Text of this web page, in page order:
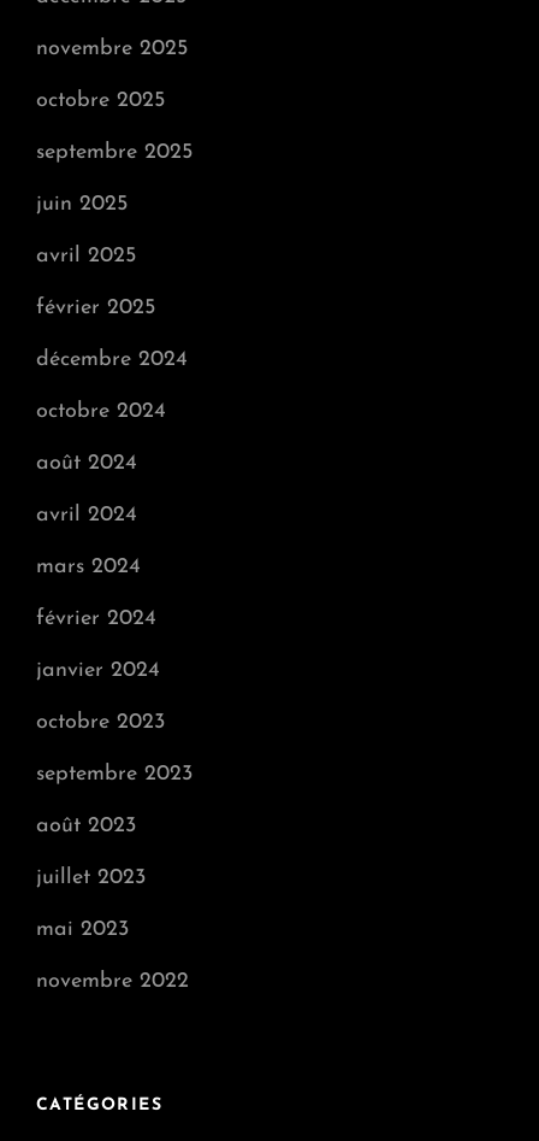
novembre 2025
octobre 2025
septembre 2025
juin 2025
avril 2025
février 2025
décembre 2024
octobre 2024
août 2024
avril 2024
mars 2024
février 2024
janvier 2024
octobre 2023
septembre 2023
août 2023
juillet 2023
mai 2023
novembre 2022
CATÉGORIES